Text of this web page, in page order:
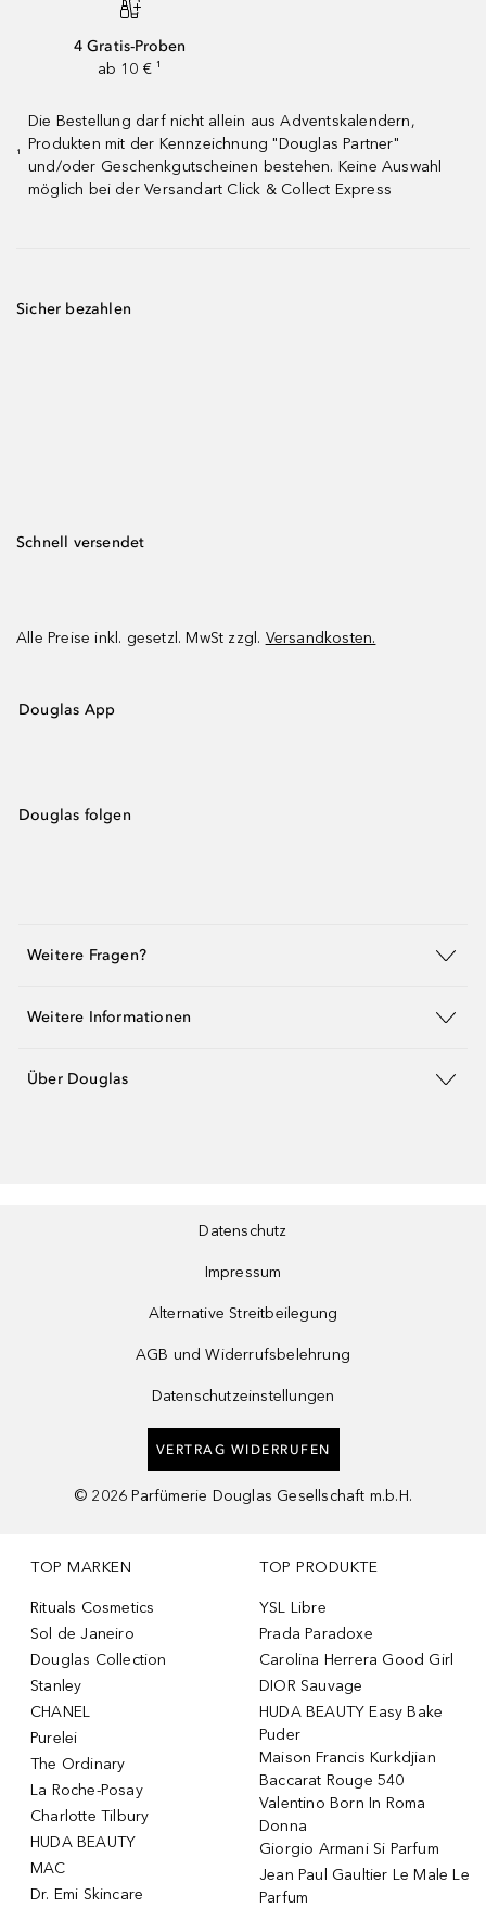
4 Gratis-Proben
ab 10 € ¹
¹
Die Bestellung darf nicht allein aus Adventskalendern,
Produkten mit der Kennzeichnung "Douglas Partner"
und/oder Geschenkgutscheinen bestehen. Keine Auswahl
möglich bei der Versandart Click & Collect Express
Sicher bezahlen
Schnell versendet
Alle Preise inkl. gesetzl. MwSt zzgl. Versandkosten.
Douglas App
Douglas folgen
Weitere Fragen?
Weitere Informationen
Über Douglas
Datenschutz
Impressum
Alternative Streitbeilegung
AGB und Widerrufsbelehrung
Datenschutzeinstellungen
VERTRAG WIDERRUFEN
© 2026 Parfümerie Douglas Gesellschaft m.b.H.
TOP MARKEN
Rituals Cosmetics
Sol de Janeiro
Douglas Collection
Stanley
CHANEL
Purelei
The Ordinary
La Roche-Posay
Charlotte Tilbury
HUDA BEAUTY
MAC
Dr. Emi Skincare
TOP PRODUKTE
YSL Libre
Prada Paradoxe
Carolina Herrera Good Girl
DIOR Sauvage
HUDA BEAUTY Easy Bake
Puder
Maison Francis Kurkdjian
Baccarat Rouge 540
Valentino Born In Roma
Donna
Giorgio Armani Si Parfum
Jean Paul Gaultier Le Male Le
Parfum